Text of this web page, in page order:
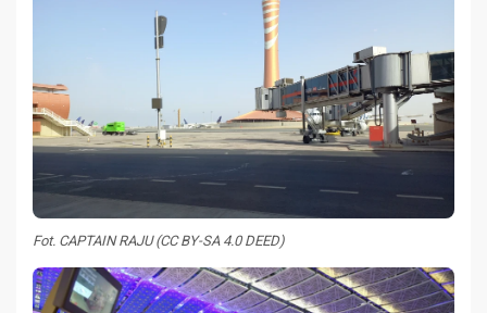
Fot. CAPTAIN RAJU (CC BY-SA 4.0 DEED)